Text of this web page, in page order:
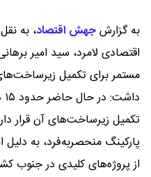
به گزارشجهش اقتصاد، به
اقتصادی لامرد، سید امیر
مستمر برای تکمیل
تکمیل زیرساخت‌های آن قرار
پارکینگ منحصربه‌فرد، به دلیل
از پروژه‌های کلیدی در